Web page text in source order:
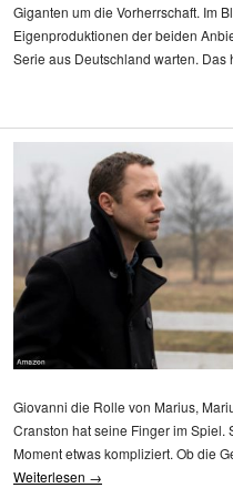
Giganten um die Vorherrschaft. Im
Eigenproduktionen der beiden
Serie aus Deutschland warten.
Giovanni die Rolle von Marius,
Cranston hat seine Finger im Spiel.
Moment etwas kompliziert. Ob die
Weiterlesen →